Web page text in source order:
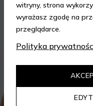
witryny, strona
wyrażasz zgodę na
przeglądarce.
Polityka